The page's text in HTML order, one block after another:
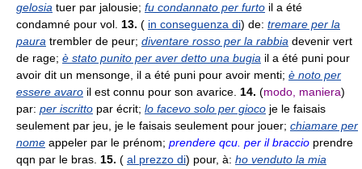
gelosia tuer par jalousie; fu condannato per furto il a été
condamné pour vol. 13. ( in conseguenza di) de: tremare per la
paura trembler de peur; diventare rosso per la rabbia devenir vert
de rage; è stato punito per aver detto una bugia il a été puni pour
avoir dit un mensonge, il a été puni pour avoir menti; è noto per
essere avaro il est connu pour son avarice. 14. (modo, maniera)
par: per iscritto par écrit; lo facevo solo per gioco je le faisais
seulement par jeu, je le faisais seulement pour jouer; chiamare per
nome appeler par le prénom; prendere qcu. per il braccio prendre
qqn par le bras. 15. ( al prezzo di) pour, à: ho venduto la mia